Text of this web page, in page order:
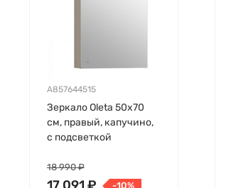
A857644515
Зеркало Oleta 50х70
см, правый, капучино,
с подсветкой
18 990 ₽
-10%